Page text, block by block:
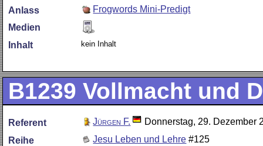
Anlass
Frogwords Mini-Predigt
Medien
Inhalt
kein Inhalt
B1239 Vollmacht und
Referent Jürgen F.
Donnerstag, 29. Dezember
Reihe
Jesu Leben und Lehre #125